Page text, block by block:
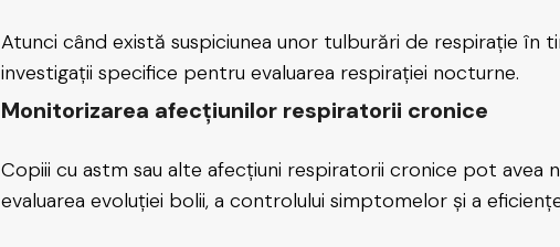
Atunci când există suspiciunea unor tulburări de respirație în
investigații specifice pentru evaluarea respirației nocturne.
Monitorizarea afecțiunilor respiratorii cronice
Copiii cu astm sau alte afecțiuni respiratorii cronice pot
evaluarea evoluției bolii, a controlului simptomelor și a